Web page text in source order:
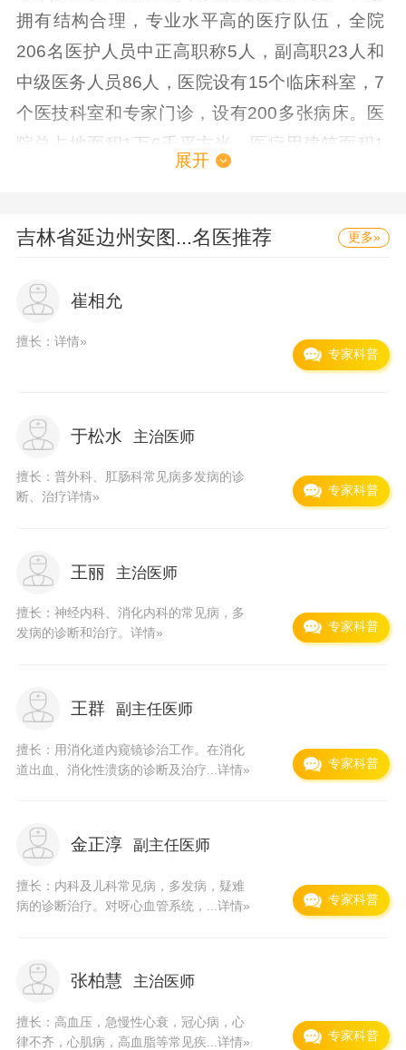
拥有结构合理，专业水平高的医疗队伍，全院
206名医护人员中正高职称5人，副高职23人和
中级医务人员86人，医院设有15个临床科室，7
个医技科室和专家门诊，设有200多张病床。医
院总占地面积1万6千平方米，医疗用建筑面积1
万1千平方米，绿化面积3千多平方米，拥有一座
代化门诊住院综合大楼。 医院拥有全身螺旋双排
仪、全自动生化分析仪、全自动血球计数仪等高
技术、新项目的开发引进，加强医疗交流与合
为协作医院。同时是北华大学附属医院重点帮扶
单位，各医院常年或定期派专家来医院坐诊，参
加查房与手术，大大提高了医疗技术水平和整体
实力。 我们将坚持一切为患者，以病人为中心的
生事业服务，以周到、热情的服务来满足全县人
民的医疗需求。
展开
吉林省延边州安图...名医推荐 更多»
崔相允
擅长： 详情»
专家科普
于松水 主治医师
擅长：普外科、肛肠科常见病多发病的诊
断、治疗详情» 专家科普
王丽 主治医师
擅长：神经内科、消化内科的常见病，多
发病的诊断和治疗。 详情» 专家科普
王群 副主任医师
擅长：用消化道内窥镜诊治工作。在消化
道出血、消化性溃疡的诊断及治疗... 详情» 专家科普
金正淳 副主任医师
擅长：内科及儿科常见病，多发病，疑难
病的诊断治疗。对呀心血管系统，... 详情» 专家科普
张柏慧 主治医师
擅长：高血压，急慢性心衰，冠心病，心
律不齐，心肌病，高血脂等常见疾... 详情» 专家科普